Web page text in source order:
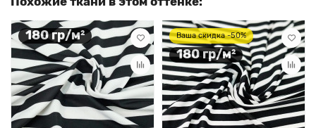
180 гр/м² Ваша скидка -50%
180 гр/м²